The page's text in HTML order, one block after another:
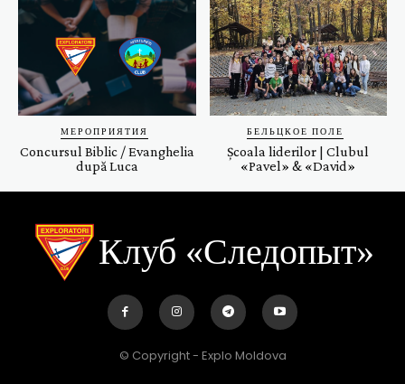
МЕРОПРИЯТИЯ
Concursul Biblic / Evanghelia
după Luca
БЕЛЬЦКОЕ ПОЛЕ
Școala liderilor | Clubul
«Pavel» & «David»
Клуб «Следопыт»
© Copyright - Explo Moldova